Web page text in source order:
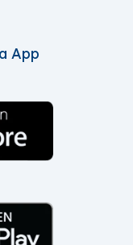
App